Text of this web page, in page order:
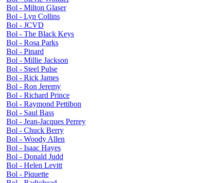
Bol - Milton Glaser
Bol - Lyn Collins
Bol - JCVD
Bol - The Black Keys
Bol - Rosa Parks
Bol - Pinard
Bol - Millie Jackson
Bol - Steel Pulse
Bol - Rick James
Bol - Ron Jeremy
Bol - Richard Prince
Bol - Raymond Pettibon
Bol - Saul Bass
Bol - Jean-Jacques Perrey
Bol - Chuck Berry
Bol - Woody Allen
Bol - Isaac Hayes
Bol - Donald Judd
Bol - Helen Levitt
Bol - Piquette